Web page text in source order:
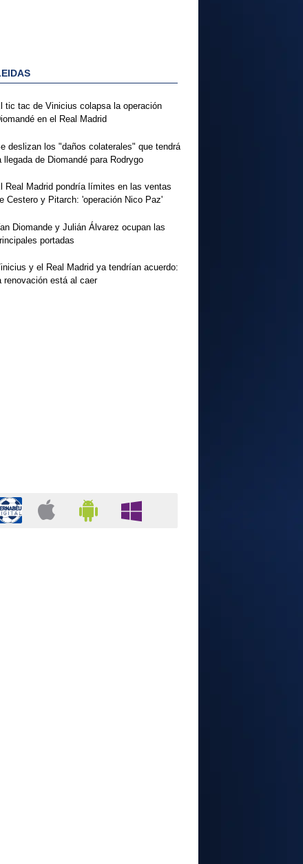
tic tac de Vinicius colapsa la operación
en el Real Madrid
deslizan los "daños colaterales" que tendrá
llegada de Diomandé para Rodrygo
Real Madrid pondría límites en las ventas
Cestero y Pitarch: 'operación Nico Paz'
Diomande y Julián Álvarez ocupan las
portadas
y el Real Madrid ya tendrían acuerdo:
renovación está al caer